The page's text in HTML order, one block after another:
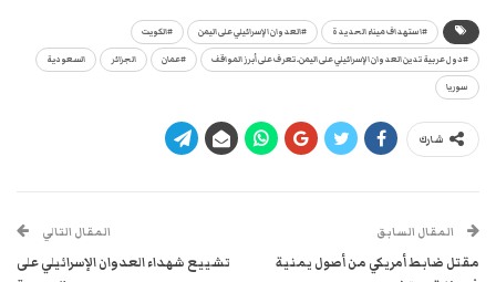
#استهداف ميناء الحديدة #العدوان الإسرائيلي على اليمن #الكويت
#دول عربية تدين العدوان الإسرائيلي على اليمن.. تعرف على أبرز المواقف #عمان الجزائر السعودية
سوريا
شارك
المقال السابق
مقتل ضابط أمريكي من أصول يمنية
المقال التالي
تشييع شهداء العدوان الإسرائيلي على